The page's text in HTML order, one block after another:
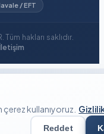
/ EFT
hakları saklıdır.
İletişim
kullanıyoruz.
Reddet